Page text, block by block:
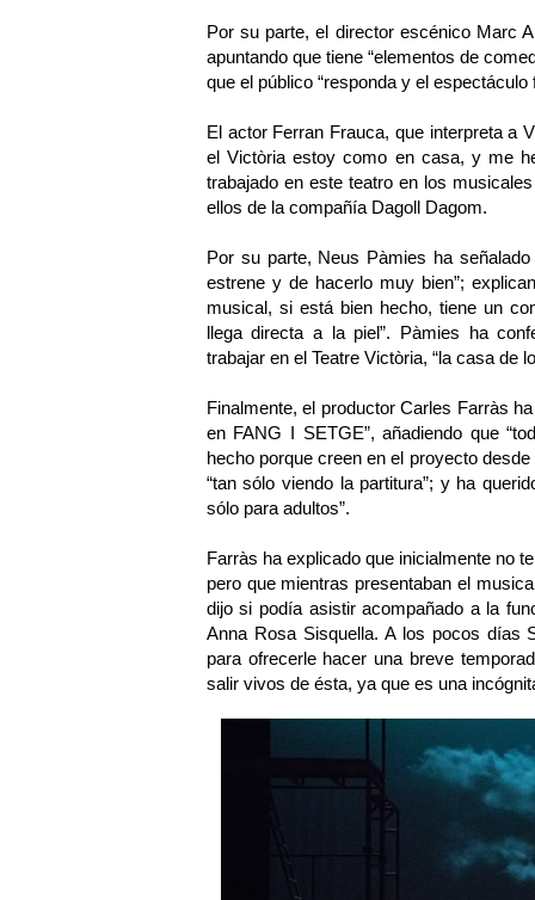
Por su parte, el director escénico Marc
apuntando que tiene “elementos de
que el público “responda y el espectáculo
El actor Ferran Frauca, que interpreta a
el Victòria estoy como en casa, y me
trabajado en este teatro en los
ellos de la compañía Dagoll Dagom.
Por su parte, Neus Pàmies ha
estrene y de hacerlo muy bien”;
musical, si está bien hecho, tiene un
llega directa a la piel”. Pàmies ha
trabajar en el Teatre Victòria, “la casa de
Finalmente, el productor Carles Farràs
en FANG I SETGE”, añadiendo que
hecho porque creen en el proyecto
“tan sólo viendo la partitura”; y ha
sólo para adultos”.
Farràs ha explicado que inicialmente no
pero que mientras presentaban el
dijo si podía asistir acompañado a la
Anna Rosa Sisquella. A los pocos días
para ofrecerle hacer una breve
salir vivos de ésta, ya que es una